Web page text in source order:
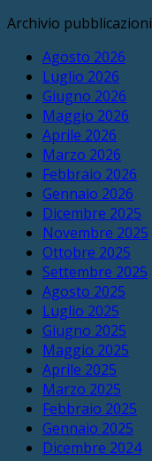
Archivio pubblicazioni
Agosto 2026
Luglio 2026
Giugno 2026
Maggio 2026
Aprile 2026
Marzo 2026
Febbraio 2026
Gennaio 2026
Dicembre 2025
Novembre 2025
Ottobre 2025
Settembre 2025
Agosto 2025
Luglio 2025
Giugno 2025
Maggio 2025
Aprile 2025
Marzo 2025
Febbraio 2025
Gennaio 2025
Dicembre 2024